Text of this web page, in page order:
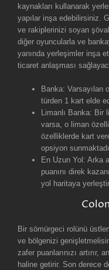
kaynakları kullanarak
yapılar inşa edebilirsiniz.
ve rakiplerinizi soyan
diğer oyuncularla ve
yanında yerleşimler inşa
ticaret anlaşması
Banka: Varsayılan
türden 1 kart
Limanlı Banka: Bir
varsa, o liman
özelliklerde kart
opsiyon
En Uzun Yol: Arka
puanını direk
yol haritaya
Bir sömürgeci rolünü
ve bölgenizi
zafer puanlarınızı
haline getirir. Son derece